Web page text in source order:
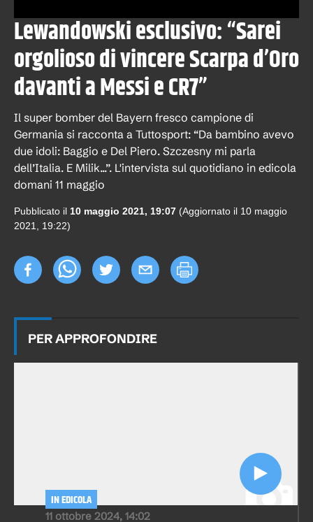
Lewandowski esclusivo: “Sarei
orgolioso di vincere Scarpa d’Oro
davanti a Messi e CR7”
Il super bomber del Bayern fresco campione di
Germania si racconta a Tuttosport: “Da bambino avevo
due idoli: Baggio e Del Piero. Szczesny mi parla
dell’Italia. E Milik...”. L'intervista sul quotidiano in edicola
domani 11 maggio
Pubblicato il 10 maggio 2021, 19:07 (Aggiornato il 10 maggio
2021, 19:22)
PER APPROFONDIRE
11 ottobre 2024, 14:02
IN EDICOLA